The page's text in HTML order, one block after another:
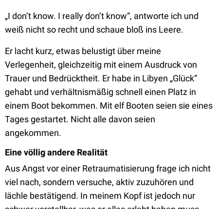
„I don’t know. I really don’t know“, antworte ich und
weiß nicht so recht und schaue bloß ins Leere.
Er lacht kurz, etwas belustigt über meine
Verlegenheit, gleichzeitig mit einem Ausdruck von
Trauer und Bedrücktheit. Er habe in Libyen „Glück“
gehabt und verhältnismäßig schnell einen Platz in
einem Boot bekommen. Mit elf Booten seien sie eines
Tages gestartet. Nicht alle davon seien
angekommen.
Eine völlig andere Realität
Aus Angst vor einer Retraumatisierung frage ich nicht
viel nach, sondern versuche, aktiv zuzuhören und
lächle bestätigend. In meinem Kopf ist jedoch nur